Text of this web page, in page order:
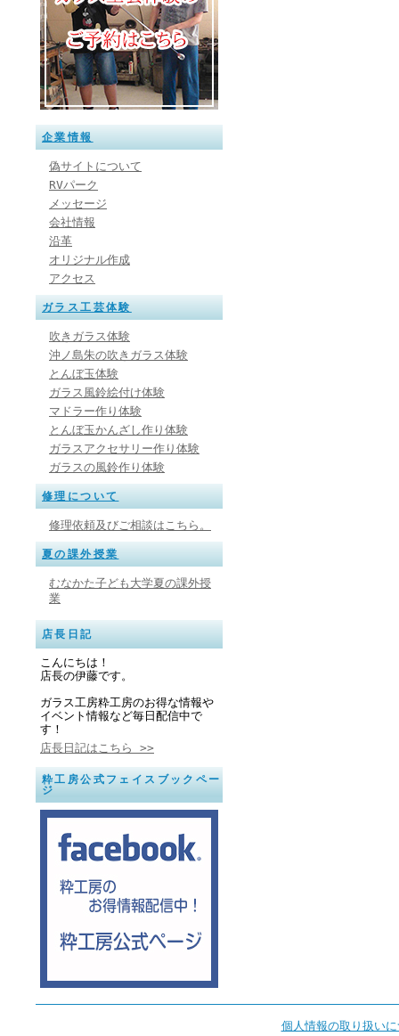
企業情報
偽サイトについて
RVパーク
メッセージ
会社情報
沿革
オリジナル作成
アクセス
ガラス工芸体験
吹きガラス体験
沖ノ島朱の吹きガラス体験
とんぼ玉体験
ガラス風鈴絵付け体験
マドラー作り体験
とんぼ玉かんざし作り体験
ガラスアクセサリー作り体験
ガラスの風鈴作り体験
修理について
修理依頼及びご相談はこちら。
夏の課外授業
むなかた子ども大学夏の課外授
業
店長日記
こんにちは！
店長の伊藤です。
ガラス工房粋工房のお得な情報や
イベント情報など毎日配信中で
す！
店長日記はこちら >>
粋工房公式フェイスブックペー
ジ
個人情報の取り扱い